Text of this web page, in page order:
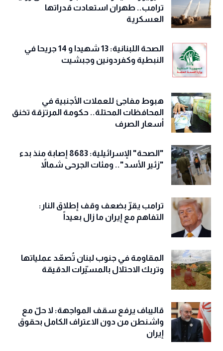
ترامب.. طهران استعادت قدراتها
العسكرية
الصحة اللبنانية: 13 شهيدا و 14 جريحا في
النبطية وكفردونين وجبشيت
هبوط مفاجئ للعملات الأجنبية في
المحافظات المحتلة.. حكومة المرتزقة تخنق
أسعار الصرف
"الصحة" الإسرائيلية: 8683 إصابة منذ بدء
"زئير الأسد".. ومئات الجرحى شمالاً
ترامب يقرّ بضعف وقف إطلاق النار:
التفاهم مع إيران ما زال بعيداً
المقاومة في جنوب لبنان تُصعّد عملياتها
وتربك الاحتلال بالمسيّرات الدقيقة
قاليباف يرفع سقف المواجهة: لا حلّ مع
واشنطن من دون الاعتراف الكامل بحقوق
إيران